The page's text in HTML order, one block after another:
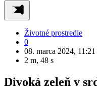
Životné prostredie
0
08. marca 2024, 11:21
2 m, 48 s
Divoká zeleň v